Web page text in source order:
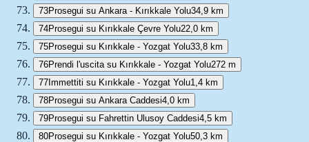
73Prosegui su Ankara - Kırıkkale Yolu34,9 km
74Prosegui su Kırıkkale Çevre Yolu22,0 km
75Prosegui su Kırıkkale - Yozgat Yolu33,8 km
76Prendi l'uscita su Kırıkkale - Yozgat Yolu272 m
77Immettiti su Kırıkkale - Yozgat Yolu1,4 km
78Prosegui su Ankara Caddesi4,0 km
79Prosegui su Fahrettin Ulusoy Caddesi4,5 km
80Prosegui su Kırıkkale - Yozgat Yolu50,3 km